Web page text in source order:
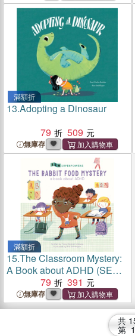
滿額折
13.Adopting a Dinosaur
79
509
無庫存
滿額折
15.The Classroom Mystery:
A Book about ADHD (SEN
Superpowers)
79 391
無庫存
共
第 1